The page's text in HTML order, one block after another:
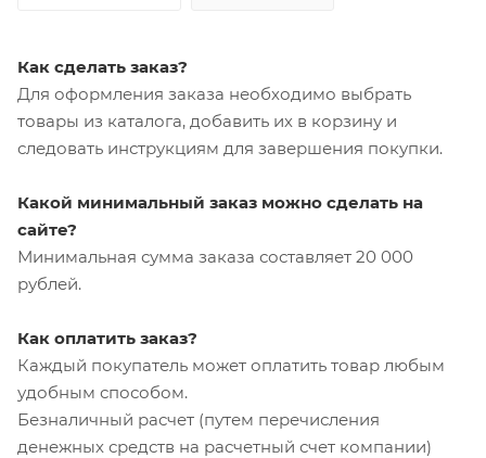
Как сделать заказ?
Для оформления заказа необходимо выбрать
товары из каталога, добавить их в корзину и
следовать инструкциям для завершения покупки.
Какой минимальный заказ можно сделать на
сайте?
Минимальная сумма заказа составляет 20 000
рублей.
Как оплатить заказ?
Каждый покупатель может оплатить товар любым
удобным способом.
Безналичный расчет (путем перечисления
денежных средств на расчетный счет компании)